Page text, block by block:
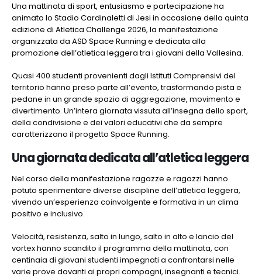
Una mattinata di sport, entusiasmo e partecipazione ha
animato lo Stadio Cardinaletti di Jesi in occasione della quinta
edizione di Atletica Challenge 2026, la manifestazione
organizzata da ASD Space Running e dedicata alla
promozione dell’atletica leggera tra i giovani della Vallesina.
Quasi 400 studenti provenienti dagli Istituti Comprensivi del
territorio hanno preso parte all’evento, trasformando pista e
pedane in un grande spazio di aggregazione, movimento e
divertimento. Un’intera giornata vissuta all’insegna dello sport,
della condivisione e dei valori educativi che da sempre
caratterizzano il progetto Space Running.
Una giornata dedicata all’atletica leggera
Nel corso della manifestazione ragazze e ragazzi hanno
potuto sperimentare diverse discipline dell’atletica leggera,
vivendo un’esperienza coinvolgente e formativa in un clima
positivo e inclusivo.
Velocità, resistenza, salto in lungo, salto in alto e lancio del
vortex hanno scandito il programma della mattinata, con
centinaia di giovani studenti impegnati a confrontarsi nelle
varie prove davanti ai propri compagni, insegnanti e tecnici.